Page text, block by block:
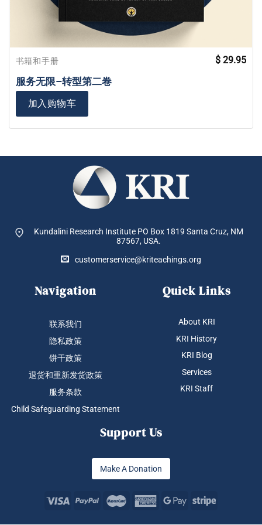
书籍和手册
服务无限–转型第二卷
$ 29.95
加入购物车
Kundalini Research Institute PO Box 1819 Santa Cruz, NM
87567, USA.
customerservice@kriteachings.org
Navigation
联系我们
隐私政策
饼干政策
退货和重新发货政策
服务条款
Child Safeguarding Statement
Quick Links
About KRI
KRI History
KRI Blog
Services
KRI Staff
Support Us
Make A Donation